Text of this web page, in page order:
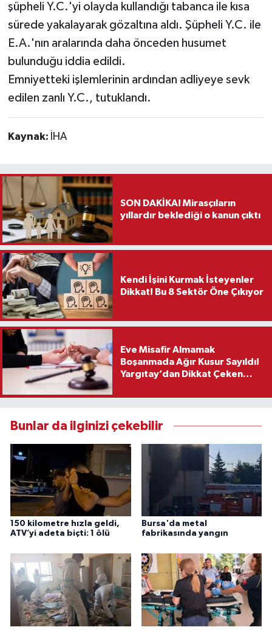
şüpheli Y.C.'yi olayda kullandığı tabanca ile kısa
sürede yakalayarak gözaltına aldı. Şüpheli Y.C. ile
E.A.'nın aralarında daha önceden husumet
bulunduğu iddia edildi.
Emniyetteki işlemlerinin ardından adliyeye sevk
edilen zanlı Y.C., tutuklandı.
Kaynak: İHA
SON DAKİKA! Mirasçıların
yıllardır beklediği o kanun çıktı
Kendi İşini Kurmak İsteyenler
Dikkat! Bu 8 Sektör Öne Çıkıyor
Eve Misafir Almamak
Boşanmada Ağır Kusur Sayıldı!
Yargıtay’dan Dikkat Çeken
Bunlar da ilginizi çekebilir
150 kilometre hızla geldi,
ATV’yi adeta biçti: 1 ölü
Bursa'da metal
fabrikasında yangın